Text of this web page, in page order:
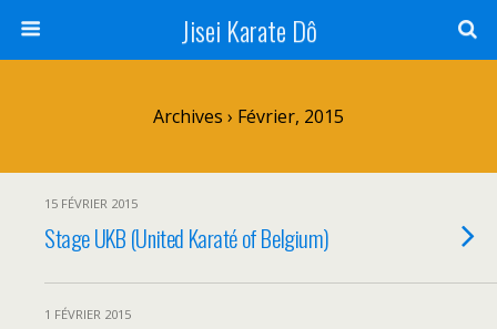
Jisei Karate Dô
Archives › Février, 2015
15 FÉVRIER 2015
Stage UKB (United Karaté of Belgium)
1 FÉVRIER 2015